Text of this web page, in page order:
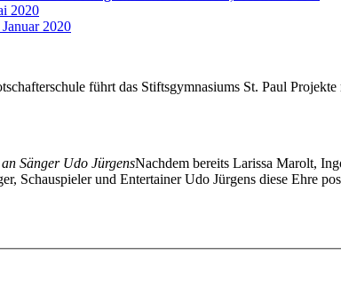
2020
Januar 2020
führt das Stiftsgymnasiums St. Paul
Sänger Udo JürgensNachdem bereits Larissa Marolt,
Schauspieler und Entertainer Udo Jürgens diese Ehre